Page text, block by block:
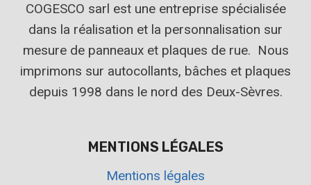
COGESCO sarl est une entreprise spécialisée
dans la réalisation et la personnalisation sur
mesure de panneaux et plaques de rue. Nous
imprimons sur autocollants, bâches et plaques
depuis 1998 dans le nord des Deux-Sèvres.
MENTIONS LÉGALES
Mentions légales